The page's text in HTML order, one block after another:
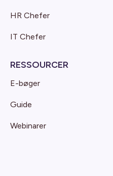
HR Chefer
IT Chefer
RESSOURCER
E-bøger
Guide
Webinarer